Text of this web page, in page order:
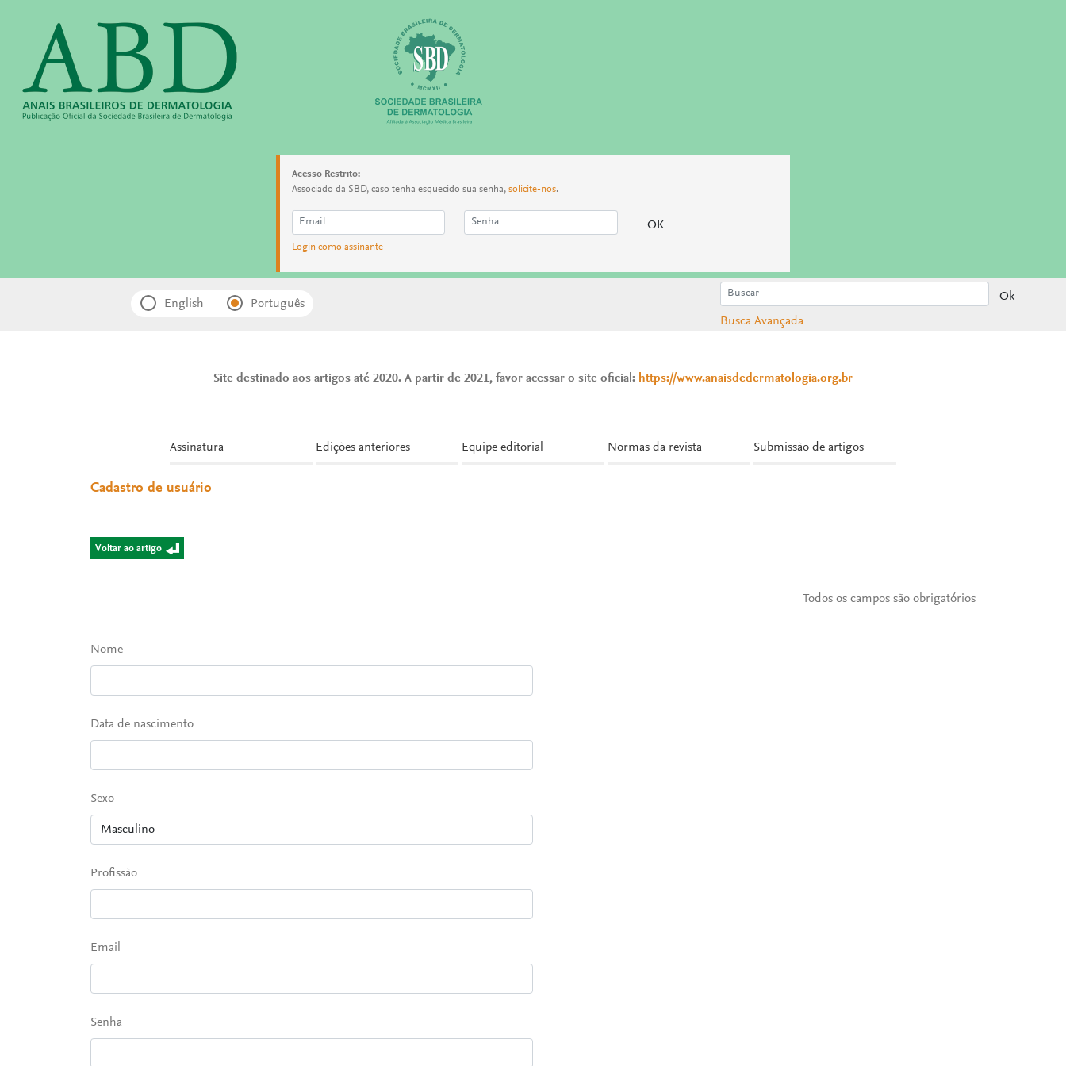
Acesso Restrito:
Associado da SBD, caso tenha esquecido sua senha, solicite-nos.
Login como assinante
English Português
Ok
Busca Avançada
Site destinado aos artigos até 2020. A partir de 2021, favor acessar o site oficial: https://www.anaisdedermatologia.org.br
Assinatura Edições anteriores Equipe editorial Normas da revista Submissão de artigos
Cadastro de usuário
Voltar ao artigo
Todos os campos são obrigatórios
Nome
Data de nascimento
Sexo
Profissão
Email
Senha